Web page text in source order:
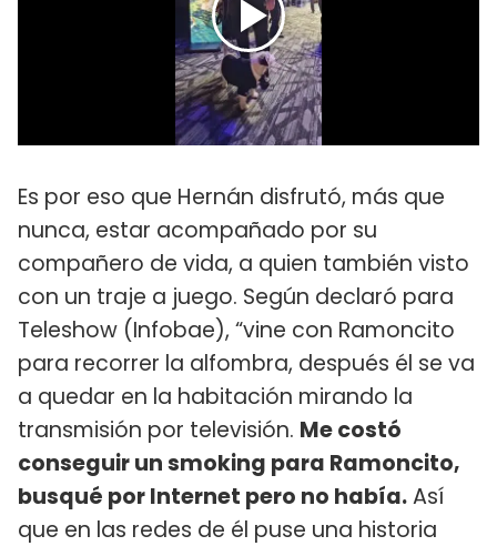
Es por eso que Hernán disfrutó, más que
nunca, estar acompañado por su
compañero de vida, a quien también visto
con un traje a juego. Según declaró para
Teleshow (Infobae), “vine con Ramoncito
para recorrer la alfombra, después él se va
a quedar en la habitación mirando la
transmisión por televisión. Me costó
conseguir un smoking para Ramoncito,
busqué por Internet pero no había.Así
que en las redes de él puse una historia